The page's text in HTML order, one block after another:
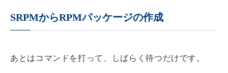
SRPMからRPMパッケージの作成
あとはコマンドを打って、しばらく待つだけです。